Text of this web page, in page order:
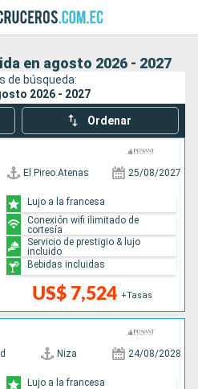
en agosto 2026 - 2027
de búsqueda:
2026 - 2027
Ordenar
El Pireo Atenas 25/08/2027
US$ 7,524 +Tasas
Lujo a la francesa
Conexión wifi ilimitado de
cortesía
Servicio de prestigio & lujo
incluido
Bebidas incluidas
Niza 24/08/2028
Lujo a la francesa